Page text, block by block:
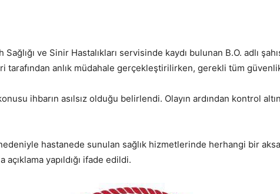
ve Sinir Hastalıkları servisinde kaydı bulunan B.O. adlı
anlık müdahale gerçekleştirilirken, gerekli tüm
ihbarın asılsız olduğu belirlendi. Olayın ardından kontrol
hastanede sunulan sağlık hizmetlerinde herhangi bir
yapıldığı ifade edildi.